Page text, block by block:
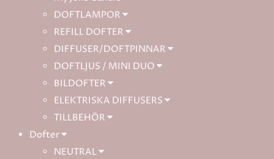
DOFTLAMPOR
REFILL DOFTER
DIFFUSER/DOFTPINNAR
DOFTLJUS / MINI DUO
BILDOFTER
ELEKTRISKA DIFFUSERS
TILLBEHÖR
Dofter
NEUTRAL